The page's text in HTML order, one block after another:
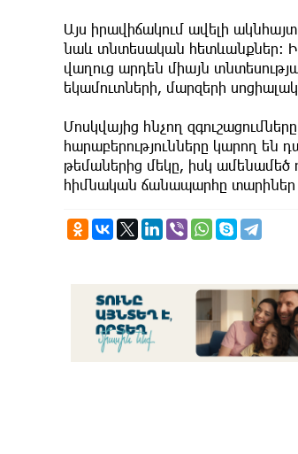
Այս իրավիճակում ավելի
նաև տնտեսական հետևանքներ։
վաղուց արդեն միայն
եկամուտների, մարզերի
Մոսկվայից հնչող
հարաբերությունները կարող
թեմաներից մեկը, իսկ ամենամեծ
հիմնական ճանապարհը տարիներ